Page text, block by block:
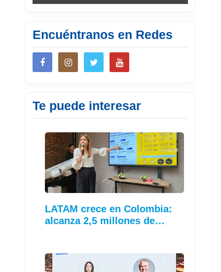
Encuéntranos en Redes
Te puede interesar
LATAM crece en Colombia:
alcanza 2,5 millones de…